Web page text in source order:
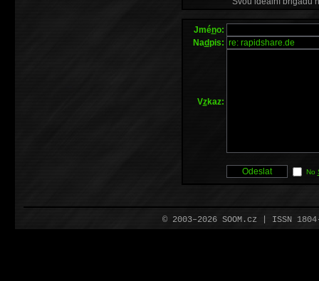
Jméno:
Nadpis:
Vzkaz:
No
© 2003–2026 SOOM.cz | ISSN